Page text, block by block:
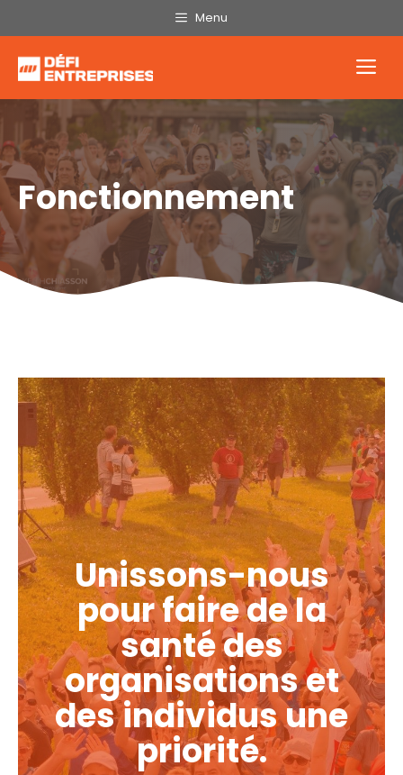
au
contenu
Menu
Fonctionnement
Unissons-nous
pour faire de la
santé des
organisations et
des individus une
priorité.